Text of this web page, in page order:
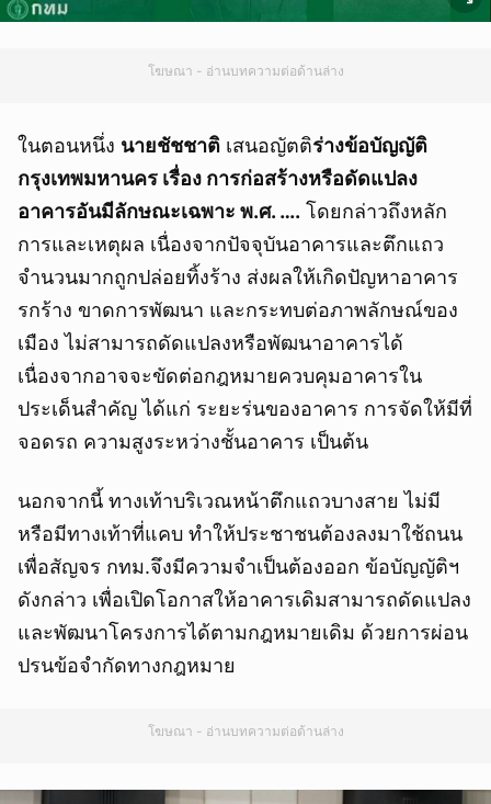
โฆษณา - อ่านบทความต่อด้านล่าง
ในตอนหนึ่ง นายชัชชาติ เสนอญัตติร่างข้อบัญญัติ
กรุงเทพมหานคร เรื่อง การก่อสร้างหรือดัดแปลง
อาคารอันมีลักษณะเฉพาะ พ.ศ. …. โดยกล่าวถึงหลัก
การและเหตุผล เนื่องจากปัจจุบันอาคารและตึกแถว
จำนวนมากถูกปล่อยทิ้งร้าง ส่งผลให้เกิดปัญหาอาคาร
รกร้าง ขาดการพัฒนา และกระทบต่อภาพลักษณ์ของ
เมือง ไม่สามารถดัดแปลงหรือพัฒนาอาคารได้
เนื่องจากอาจจะขัดต่อกฎหมายควบคุมอาคารใน
ประเด็นสำคัญ ได้แก่ ระยะร่นของอาคาร การจัดให้มีที่
จอดรถ ความสูงระหว่างชั้นอาคาร เป็นต้น
นอกจากนี้ ทางเท้าบริเวณหน้าตึกแถวบางสาย ไม่มี
หรือมีทางเท้าที่แคบ ทำให้ประชาชนต้องลงมาใช้ถนน
เพื่อสัญจร กทม.จึงมีความจำเป็นต้องออก ข้อบัญญัติฯ
ดังกล่าว เพื่อเปิดโอกาสให้อาคารเดิมสามารถดัดแปลง
และพัฒนาโครงการได้ตามกฎหมายเดิม ด้วยการผ่อน
ปรนข้อจำกัดทางกฎหมาย
โฆษณา - อ่านบทความต่อด้านล่าง